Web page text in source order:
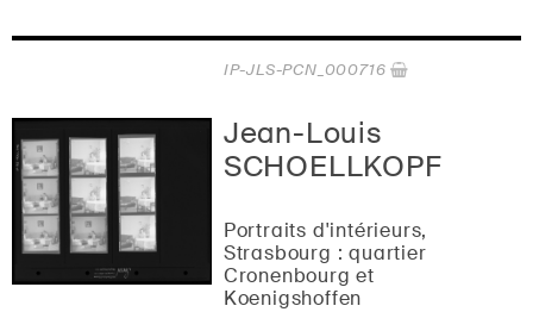
Jean-Louis
SCHOELLKOPF
Portraits d'intérieurs,
Strasbourg : quartier
Cronenbourg et
Koenigshoffen
IP-JLS-PCN_000716